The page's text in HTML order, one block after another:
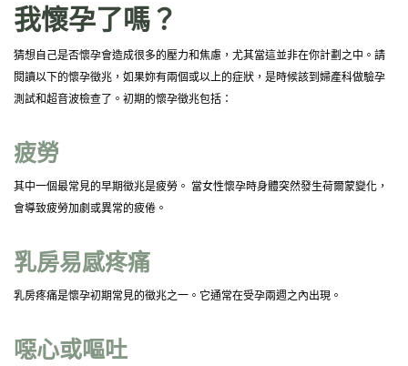
我懷孕了嗎？
猜想自己是否懷孕會造成很多的壓力和焦慮，尤其當這並非在你計劃之中。請
閱讀以下的懷孕徵兆，如果妳有兩個或以上的症狀，是時候該到婦產科做驗孕
測試和超音波檢查了。初期的懷孕徵兆包括：
疲勞
其中一個最常見的早期徵兆是疲勞。 當女性懷孕時身體突然發生荷爾蒙變化，
會導致疲勞加劇或異常的疲倦。
乳房易感疼痛
乳房疼痛是懷孕初期常見的徵兆之一。它通常在受孕兩週之內出現。
噁心或嘔吐